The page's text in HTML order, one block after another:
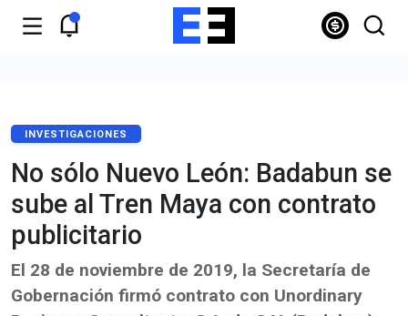
INVESTIGACIONES
No sólo Nuevo León: Badabun se
sube al Tren Maya con contrato
publicitario
El 28 de noviembre de 2019, la Secretaría de
Gobernación firmó contrato con Unordinary